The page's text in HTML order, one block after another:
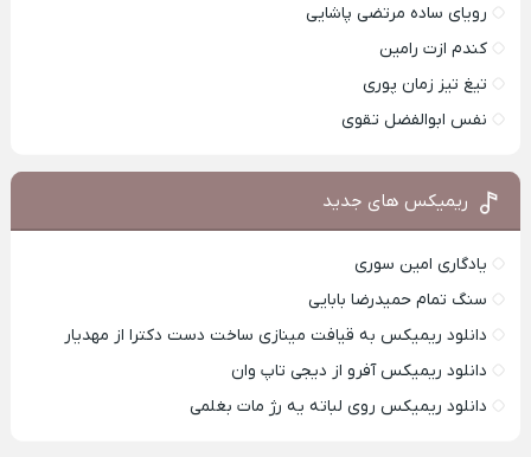
رویای ساده مرتضی پاشایی
کندم ازت رامین
تیغ تیز زمان پوری
نفس ابوالفضل تقوی
ریمیکس های جدید
یادگاری امین سوری
سنگ تمام حمیدرضا بابایی
دانلود ریمیکس به قیافت مینازی ساخت دست دکترا از مهدیار
دانلود ریمیکس آفرو از ديجی تاپ وان
دانلود ریمیکس روی لباته یه رژ مات بغلمی